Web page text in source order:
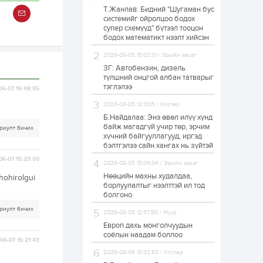
07 16:48:05
бичих
07 15:29:50
бичих
07 15:21:43
Н.Номтойбаяр:
Аймгуудад
тулгамдаж буй
асуудлуудыг долоо
хоног бүр Засгийн
газрын...
1 өдөр 0
УИХ-ын дарга
С.Бямбацогт төрийг
тахих төрийн
тахилгад оролцлоо
1 өдөр 3 0
“Хотын дарга сонсож
байна” 150150 тусгай
дугаарыг
наймдугаар сарын
1 өдөр 0
руу нийтийн тээврийн
автобус 24 цагаар
үйлчилж байна
Т.Жанлав: Бидний "Шугаман бус
системийг ойролцоо бодох
супер схемүүд" бүтээл тооцон
бодох математикт нээлт хийсэн
2026-08-05 15:02:31 / Эдийн засаг
ЗГ: Автобензин, дизель
түлшний онцгой албан татварыг
тэглэлээ
2026-08-05 12:11:05 / Улстөр
Б.Найдалаа: Энэ өвөл илүү хүнд
байж магадгүй учир төр, эрчим
хүчний байгууллагууд, иргэд
бэлтгэлээ сайн хангах нь зүйтэй
2026-08-05 15:06:04 / Эдийн засаг
Нөөцийн махны худалдаа,
борлуулалтыг нээлттэй ил тод
болгоно
2026-08-05 12:57:50 / Нүүр
Европ дахь монголчуудын
соёлын наадам боллоо
2026-08-06 10:32:53 / Улстөр